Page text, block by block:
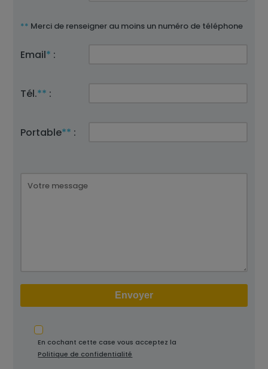
** Merci de renseigner au moins un numéro de téléphone
Email* :
Tél.** :
Portable** :
En cochant cette case vous acceptez la
Politique de confidentialité